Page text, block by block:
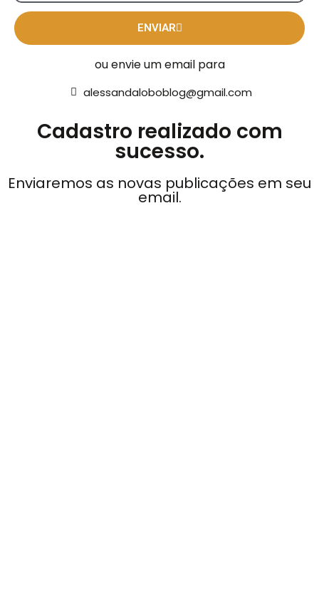
ENVIAR
ou envie um email para
alessandaloboblog@gmail.com
Cadastro realizado com
sucesso.
Enviaremos as novas publicações em seu
email.